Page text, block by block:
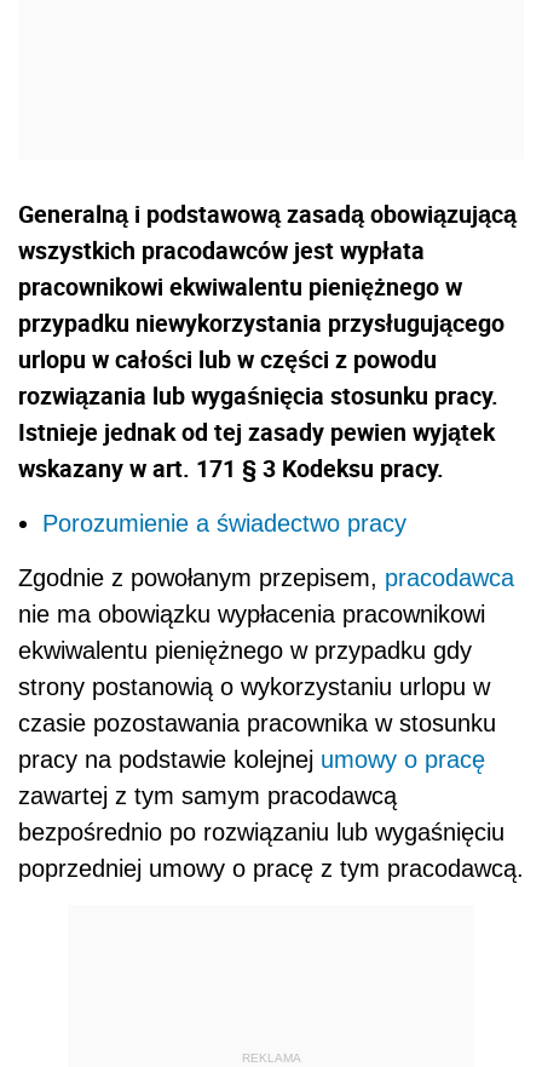
Generalną i podstawową zasadą obowiązującą
wszystkich pracodawców jest wypłata
pracownikowi ekwiwalentu pieniężnego w
przypadku niewykorzystania przysługującego
urlopu w całości lub w części z powodu
rozwiązania lub wygaśnięcia stosunku pracy.
Istnieje jednak od tej zasady pewien wyjątek
wskazany w art. 171 § 3 Kodeksu pracy.
Porozumienie a świadectwo pracy
Zgodnie z powołanym przepisem, pracodawca
nie ma obowiązku wypłacenia pracownikowi
ekwiwalentu pieniężnego w przypadku gdy
strony postanowią o wykorzystaniu urlopu w
czasie pozostawania pracownika w stosunku
pracy na podstawie kolejnej umowy o pracę
zawartej z tym samym pracodawcą
bezpośrednio po rozwiązaniu lub wygaśnięciu
poprzedniej umowy o pracę z tym pracodawcą.
REKLAMA